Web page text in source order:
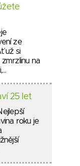
ze
už si
na
25 let
roku je